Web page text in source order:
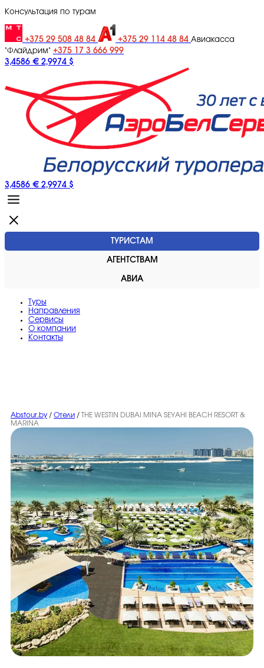
Консультация по турам
+375 29 508 48 84 +375 29 114 48 84 Авиакасса
"Флайдрим" +375 17 3 666 999
3,4586 € 2,9974 $
3,4586 € 2,9974 $
ТУРИСТАМ
АГЕНТСТВАМ
АВИА
Туры
Направления
Сервисы
O компании
Контакты
Abstour.by / Отели / THE WESTIN DUBAI MINA SEYAHI BEACH RESORT &
MARINA